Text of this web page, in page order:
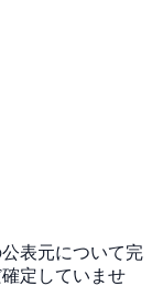
表元について完
定していませ